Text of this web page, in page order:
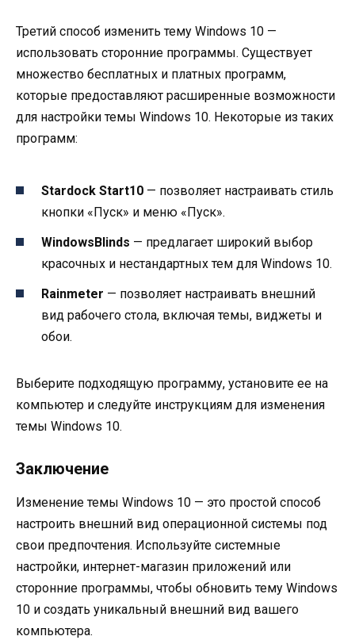
Третий способ изменить тему Windows 10 —
использовать сторонние программы. Существует
множество бесплатных и платных программ,
которые предоставляют расширенные возможности
для настройки темы Windows 10. Некоторые из таких
программ:
Stardock Start10 — позволяет настраивать стиль
кнопки «Пуск» и меню «Пуск».
WindowsBlinds — предлагает широкий выбор
красочных и нестандартных тем для Windows 10.
Rainmeter — позволяет настраивать внешний
вид рабочего стола, включая темы, виджеты и
обои.
Выберите подходящую программу, установите ее на
компьютер и следуйте инструкциям для изменения
темы Windows 10.
Заключение
Изменение темы Windows 10 — это простой способ
настроить внешний вид операционной системы под
свои предпочтения. Используйте системные
настройки, интернет-магазин приложений или
сторонние программы, чтобы обновить тему Windows
10 и создать уникальный внешний вид вашего
компьютера.